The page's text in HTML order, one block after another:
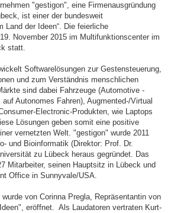
"gestigon", eine Firmenausgründung
ist einer der bundesweit
Land der Ideen“. Die feierliche
November 2015 im Multifunktionscenter im
statt.
Softwarelösungen zur Gestensteuerung,
und zum Verständnis menschlichen
sind dabei Fahrzeuge (Automotive -
Autonomes Fahren), Augmented-/Virtual
Electronic-Produkten, wie Laptops
Lösungen geben somit eine positive
vernetzten Welt. "gestigon" wurde 2011
und Bioinformatik (Direktor: Prof. Dr.
zu Lübeck heraus gegründet. Das
Mitarbeiter, seinen Hauptsitz in Lübeck und
Office in Sunnyvale/USA.
von Corinna Pregla, Repräsentantin von
eröffnet. Als Laudatoren vertraten Kurt-